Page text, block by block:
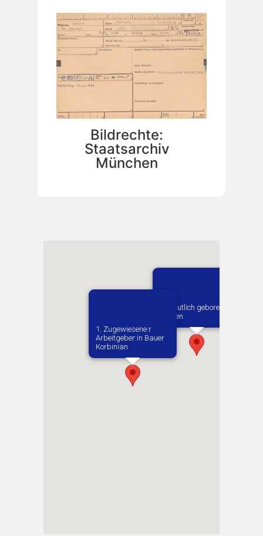
Bildrechte:
Staatsarchiv
München
Vermutlich geboren in
Zwolen
1. Zugewiesene:r
Arbeitgeber:in​ Bauer
Korbinian